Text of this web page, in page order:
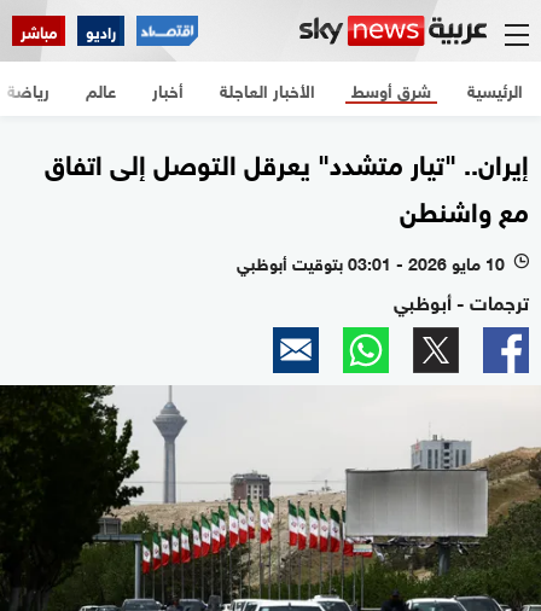
راديو مباشر
الرئيسية الأخبار العاجلة أخبار شرق أوسط عالم رياضة
إيران.. "تيار متشدد" يعرقل التوصل إلى اتفاق
مع واشنطن
l 10 مايو 2026 - 03:01 بتوقيت أبوظبي
ترجمات - أبوظبي